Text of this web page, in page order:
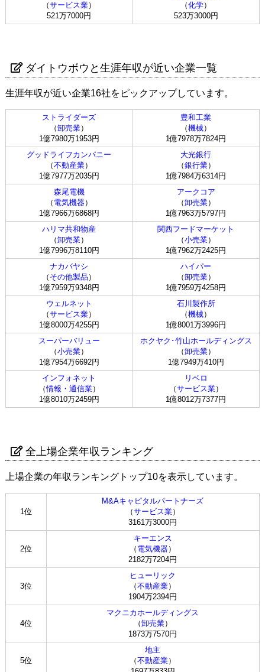
（サービス業）
521万7000円
（化学）
523万3000円
ダイトウボウと生涯年収が近い企業一覧
生涯年収が近い企業16社をピックアップしています。
ストライダーズ
（卸売業）
1億7980万1953円
豊和工業
（機械）
1億7978万7824円
グッドライフカンパニー
（不動産業）
1億7977万2035円
大光銀行
（銀行業）
1億7984万6314円
森尾電機
（ 電気機器）
1億7966万6868円
アークコア
（卸売業）
1億7963万5797円
ハリマ共和物産
（卸売業）
1億7996万8110円
関西フードマーケット
（小売業）
1億7962万2425円
ナカバヤシ
（ その他製品 ）
1億7959万9348円
ハイパー
（卸売業）
1億7959万4258円
ウェルネット
（サービス業）
1億8000万4255円
石川製作所
（機械）
1億8001万3996円
スーパーバリュー
（小売業）
1億7954万6692円
ホクヤク･竹山ホールディングス
（卸売業）
1億7949万410円
インフォネット
（情報・通信業）
1億8010万2459円
リベロ
（サービス業）
1億8012万7377円
全上場企業年収ランキング
上場企業の年収ランキングトップ10を表示しています。
1位
M&Aキャピタルパートナーズ
（サービス業）
3161万3000円
2位
キーエンス
（ 電気機器）
2182万7204円
3位
ヒューリック
（不動産業）
1904万2394円
4位
マクニカホールディングス
（卸売業）
1873万7570円
5位
地主
（不動産業）